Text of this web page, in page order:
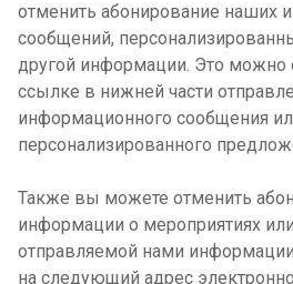
отменить абонирование наших
сообщений,
другой информации. Это можно
ссылке в нижней части
информационного сообщения
персонализированного
Также вы можете отменить
информации о мероприятиях
отправляемой нами
на следующий адрес